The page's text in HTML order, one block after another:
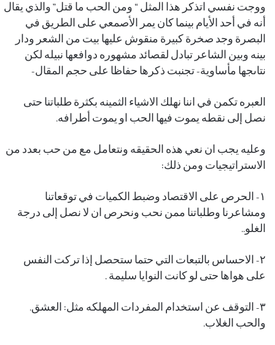
ووجت نفسي اتذكر هذا المثل “ ومن الحب ما قتل” والذي يقال
أنه في أحد الأيام بينما كان يمر الأصمعي على الطريق في
البصرة وجد صخرة كبيرة منقوش عليها بيت من الشعر ودار
بينه وبين الشاعر تبادل لقصائد مشهوره دوافعها نبيله لكن
نتاىجها مأساوية- تجنبت ذكرها حفاظا على حجم المقال-
العبره تكمن في اننا نهلك الاشياء الثمينه بكثرة طلباتنا حتى
نصل إلى نقطه يموت فيها الحب او يموت أطرافه.
وعليه يجب ان نعي هذه الحقيقه ونتعامل مع من حب بعدد من
الاستراتيجيات ومن ذلك:
١- الحرص على الاقتصاد وضبط الكميات في توقعاتنا
ومشاعرنا وطلباتنا ممن نحب ونحرص ان لا نصل إلى درجة
الغلو..
٢- الاحساس بالتبعات التي حتما ستحصل إذا تركت النفس
على هواها حتى لو كانت النوايا سليمة .
٣- التوقف عن استخدام المفردات المهلكه مثل: العشق.
والحب الغلاب.